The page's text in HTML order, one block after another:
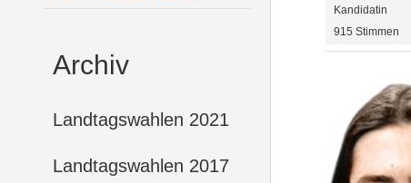
Archiv
Landtagswahlen 2021
Landtagswahlen 2017
Kandidatin
915 Stimmen